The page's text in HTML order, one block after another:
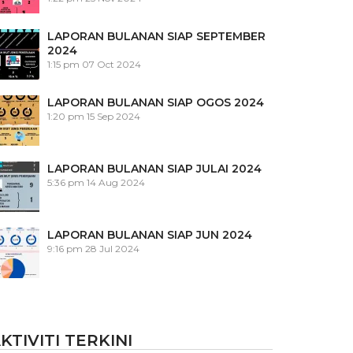
LAPORAN BULANAN SIAP SEPTEMBER
2024
1:15 pm 07 Oct 2024
LAPORAN BULANAN SIAP OGOS 2024
1:20 pm 15 Sep 2024
LAPORAN BULANAN SIAP JULAI 2024
5:36 pm 14 Aug 2024
LAPORAN BULANAN SIAP JUN 2024
9:16 pm 28 Jul 2024
TERKINI